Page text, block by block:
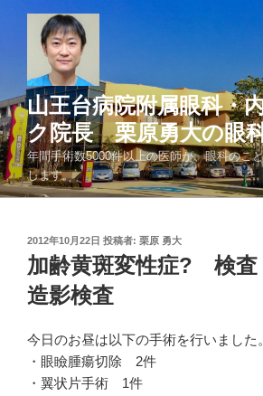
ツ
へ
ス
キ
ッ
山王台病院附属眼科・
ク院長 栗原勇大の眼
年間手術数5000件以上の医師が、眼科のこ
します。
投
稿
日:
2012年10月22日 投稿者: 栗原 勇大
加齢黄斑変性症? 検査
造影検査
今日のお昼は以下の手術を行いました。
・眼瞼腫瘍切除 2件
・翼状片手術 1件